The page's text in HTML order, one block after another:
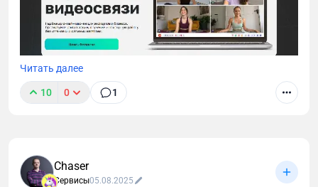
Zoom недоступен, а искать замену некогда?
тарифы, сравнение с конкурентами и промокод
DIGITAL на скидку 10%.
Читать далее
10 0 1
Chaser
Сервисы05.08.2025